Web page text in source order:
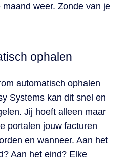
weer. Zonde van je
ophalen
automatisch ophalen
Systems kan dit snel en
Jij hoeft alleen maar
portalen jouw facturen
en wanneer. Aan het
Aan het eind? Elke